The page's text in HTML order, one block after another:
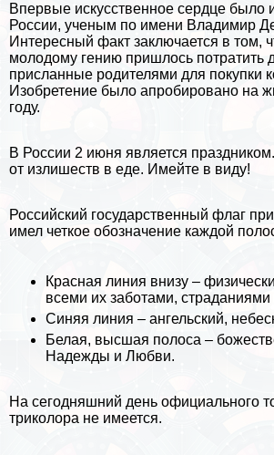
Впервые искусственное сердце было
России, ученым по имени Владимир
Интересный факт заключается в том,
молодому гению пришлось потратить
присланные родителями для покупки
Изобретение было апробировано на
году.
В России 2 июня является
от излишеств в еде. Имейте в виду!
Российский государственный флаг
имел четкое обозначение каждой
Красная линия внизу –
всеми их заботами, страданиями
Синяя линия – ангельский,
Белая, высшая полоса –
Надежды и Любви.
На сегодняшний день официального
триколора не имеется.